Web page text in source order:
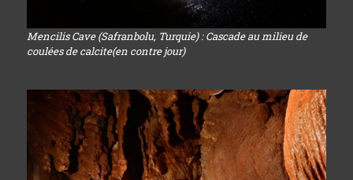
Mencilis Cave (Safranbolu, Turquie) : Cascade au milieu de
coulées de calcite(en contre jour)